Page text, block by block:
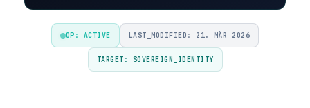
OP: ACTIVE LAST_MODIFIED: 21. MÄR 2026
TARGET: SOVEREIGN_IDENTITY